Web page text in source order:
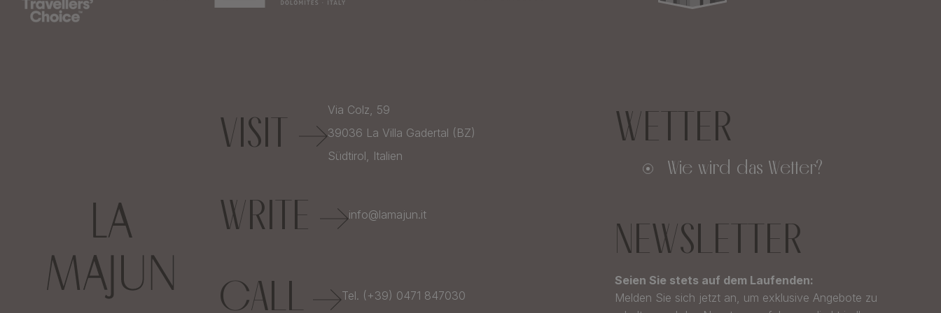
VISIT
Via Colz, 59
39036 La Villa Gadertal (BZ)
Südtirol, Italien
WRITE info@lamajun.it
CALL Tel. (+39) 0471 847030
WETTER
Wie wird das Wetter?
NEWSLETTER
Seien Sie stets auf dem Laufenden:
Melden Sie sich jetzt an, um exklusive Angebote zu